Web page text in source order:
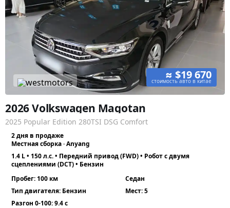
≈ $19 670
стоимость авто в китае
2026 Volkswagen Magotan
2025 Popular Edition 280TSI DSG Comfort
2 дня в продаже
Местная сборка · Anyang
1.4 L • 150 л.с. • Передний привод (FWD) • Робот с двумя
сцеплениями (DCT) • Бензин
Пробег: 100 км
Седан
Тип двигателя: Бензин
Мест: 5
Разгон 0-100: 9.4 с